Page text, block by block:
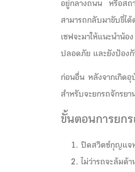
อยู่กลางถนน หรือสถ
สามารถกลับมาขับขี่ได้
เซฟจะมาให้แนะนำน้
ปลอดภัย และยังป้องกั
ก่อนอื่น หลังจากเกิดอุ
สำหรับจะยกรถจักรย
ขั้นตอนการยก
ปิดสวิตซ์กุญแจห
ไม่ว่ารถจะล้มด้